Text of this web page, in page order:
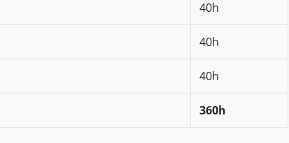
40h
40h
40h
360h